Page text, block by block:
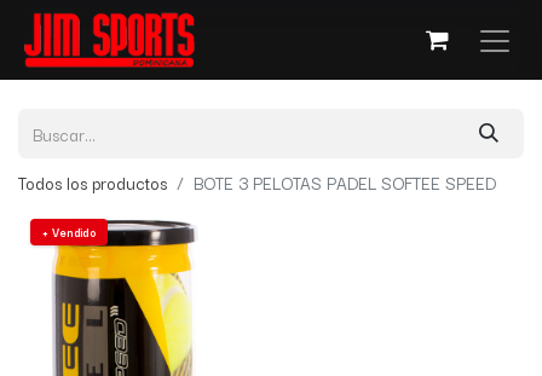
Todos los productos BOTE 3 PELOTAS PADEL SOFTEE SPEED
+ Vendido